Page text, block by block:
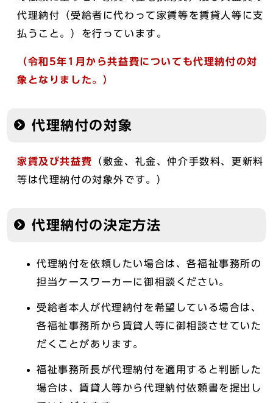
代理納付（受給者に代わって家賃等を賃貸人等に支
払うこと。）を行っています。
（令和5年1月から共益費についても代理納付の対
象となりました。）
代理納付の対象
家賃及び共益費 （敷金、礼金、仲介手数料、更新料
等は代理納付の対象外です。）
代理納付の決定方法
代理納付を依頼したい場合は、各福祉事務所の
担当ケースワーカーに御相談ください。
受給者本人が代理納付を希望している場合は、
各福祉事務所から賃貸人等に御相談させていた
だくことがあります。
福祉事務所長が代理納付を適用すると判断した
場合は、賃貸人等から代理納付依頼書を提出し